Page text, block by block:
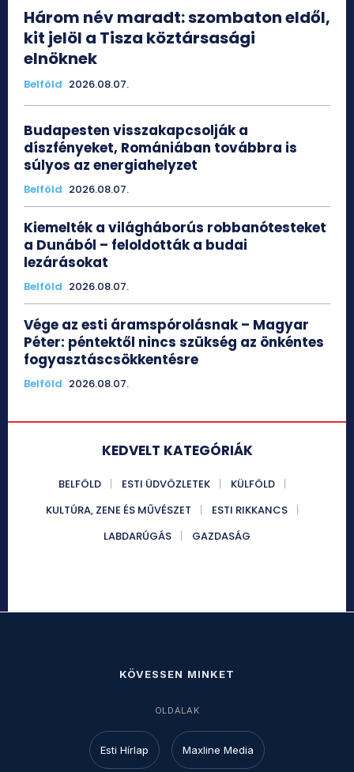
Három név maradt: szombaton eldől,
kit jelöl a Tisza köztársasági
elnöknek
Belföld 2026.08.07.
Budapesten visszakapcsolják a
díszfényeket, Romániában továbbra is
súlyos az energiahelyzet
Belföld 2026.08.07.
Kiemelték a világháborús robbanótesteket
a Dunából – feloldották a budai
lezárásokat
Belföld 2026.08.07.
Vége az esti áramspórolásnak – Magyar
Péter: péntektől nincs szükség az önkéntes
fogyasztáscsökkentésre
Belföld 2026.08.07.
KEDVELT KATEGÓRIÁK
BELFÖLD ESTI ÜDVÖZLETEK
KÜLFÖLD
KULTÚRA, ZENE ÉS MŰVÉSZET
ESTI RIKKANCS
LABDARÚGÁS
GAZDASÁG
KÖVESSEN MINKET
OLDALAK
Esti Hírlap Maxline Media